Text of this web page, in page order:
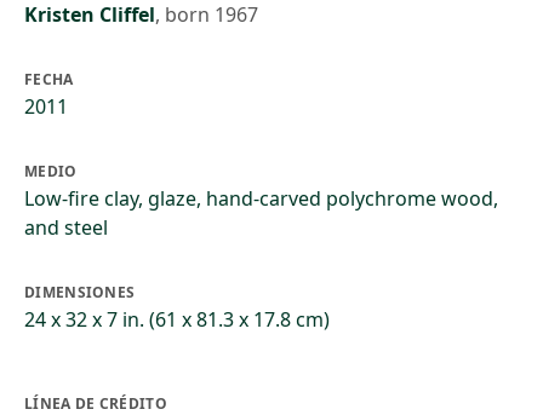
Kristen Cliffel, born 1967
FECHA
2011
MEDIO
Low-fire clay, glaze, hand-carved polychrome wood,
and steel
DIMENSIONES
24 x 32 x 7 in. (61 x 81.3 x 17.8 cm)
LÍNEA DE CRÉDITO